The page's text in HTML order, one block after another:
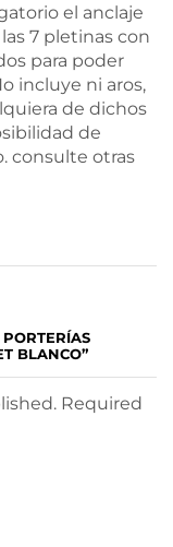
el anclaje
7 pletinas con
para poder
incluye ni aros,
de dichos
de
consulte otras
BLANCO”
Required